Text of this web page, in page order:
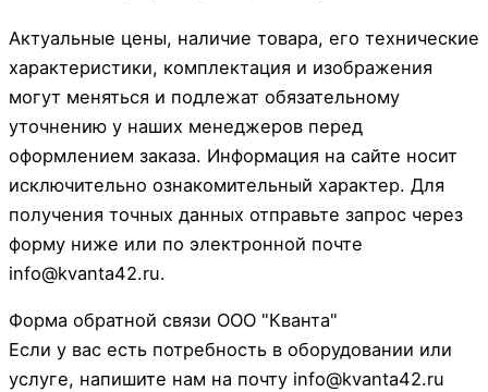
Актуальные цены, наличие товара, его технические
характеристики, комплектация и изображения
могут меняться и подлежат обязательному
уточнению у наших менеджеров перед
оформлением заказа. Информация на сайте носит
исключительно ознакомительный характер. Для
получения точных данных отправьте запрос через
форму ниже или по электронной почте
info@kvanta42.ru.
Форма обратной связи ООО "Кванта"
Если у вас есть потребность в оборудовании или
услуге, напишите нам на почту info@kvanta42.ru